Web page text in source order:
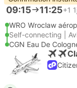
09:15 11:25+1
WRO Wroclaw
Self-connecting |
CGN Eau De